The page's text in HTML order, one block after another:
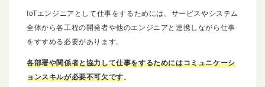
IoTエンジニアとして仕事をするためには、サービスやシステム
全体から各工程の開発者や他のエンジニアと連携しながら仕事
をすすめる必要があります。
各部署や関係者と協力して仕事をするためにはコミュニケーシ
ョンスキルが必要不可欠です。